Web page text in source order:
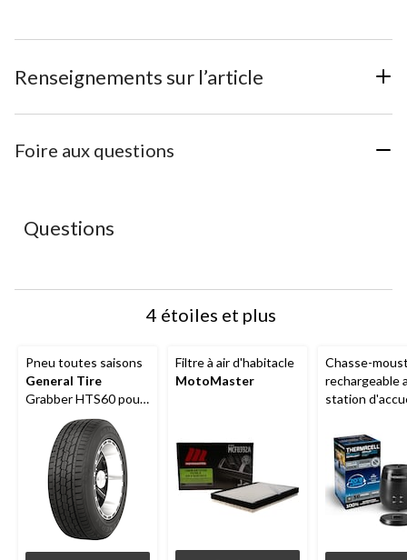
Renseignements sur l’article
Foire aux questions
Questions
4 étoiles et plus
Pneu toutes saisons
General Tire
Grabber HTS60 pour
camionnettes et VUS
légers
Filtre à air d'habitacle
MotoMaster
Chasse-
rechargeable
station
charbon